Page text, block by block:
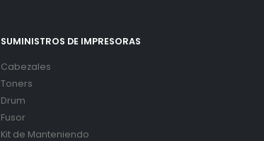
SUMINISTROS DE IMPRESORAS
Cabezales
Toners
Drum
Fusor
Kit de Manteniendo